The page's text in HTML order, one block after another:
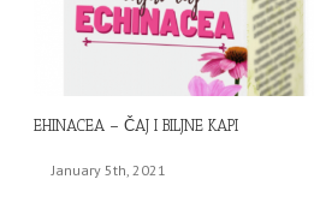
EHINACEA – ČAJ I BILJNE KAPI
January 5th, 2021